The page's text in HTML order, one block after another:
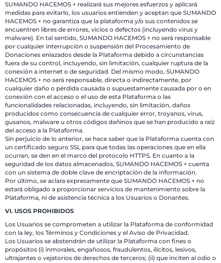
SUMANDO HACEMOS + realizará sus mejores esfuerzos y aplicará
medidas para evitarlo, los usuarios entienden y aceptan que SUMANDO
HACEMOS + no garantiza que la plataforma y/o sus contenidos se
encuentren libres de errores, vicios o defectos (incluyendo virus y
malware). En tal sentido, SUMANDO HACEMOS + no será responsable
por cualquier interrupción o suspensión del Procesamiento de
Donaciones enlazados desde la Plataforma debido a circunstancias
fuera de su control, incluyendo, sin limitación, cualquier ruptura de la
conexión a internet o de seguridad. Del mismo modo, SUMANDO
HACEMOS + no será responsable, directa o indirectamente, por
cualquier daño o pérdida causada o supuestamente causada por o en
conexión con el acceso o el uso de esta Plataforma o las
funcionalidades relacionadas, incluyendo, sin limitación, daños
producidos como consecuencia de cualquier error, troyanos, virus,
gusanos, malware u otros códigos dañinos que se han producido a raíz
del acceso a la Plataforma.
Sin perjuicio de lo anterior, se hace saber que la Plataforma cuenta con
un certificado seguro SSL para que todas las operaciones que en ella
ocurran, se den en el marco del protocolo HTTPS. En cuanto a la
seguridad de los datos almacenados, SUMANDO HACEMOS + cuenta
con un sistema de doble clave de encriptación de la información.
Por último, se aclara expresamente que SUMANDO HACEMOS + no
estará obligado a proporcionar servicios de mantenimiento sobre la
Plataforma, ni de asistencia técnica a los Usuarios o Donantes.
VI. USOS PROHIBIDOS
Los Usuarios se comprometen a utilizar la Plataforma de conformidad
con la ley, los Términos y Condiciones y el Aviso de Privacidad.
Los Usuarios se abstendrán de utilizar la Plataforma con fines o
propósitos (i) inmorales, engañosos, fraudulentos, ilícitos, lesivos,
ultrajantes o vejatorios de derechos de terceros; (ii) que inciten al odio o